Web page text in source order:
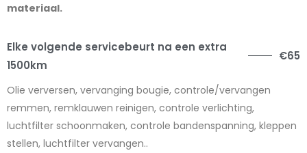
materiaal.
Elke volgende servicebeurt na een extra
1500km
€65
Olie verversen, vervanging bougie, controle/vervangen
remmen, remklauwen reinigen, controle verlichting,
luchtfilter schoonmaken, controle bandenspanning, kleppen
stellen, luchtfilter vervangen..